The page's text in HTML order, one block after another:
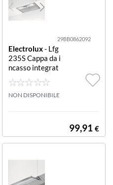
29BB0862092
Electrolux- Lfg
235S Cappa da i
ncasso integrat
a grigio Lfg235S
Tilia
NON DISPONIBILE
99,91 €